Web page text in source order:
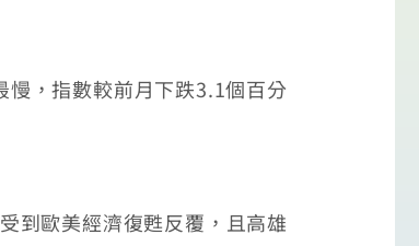
，指數較前月下跌3.1個百分
到歐美經濟復甦反覆，且高雄